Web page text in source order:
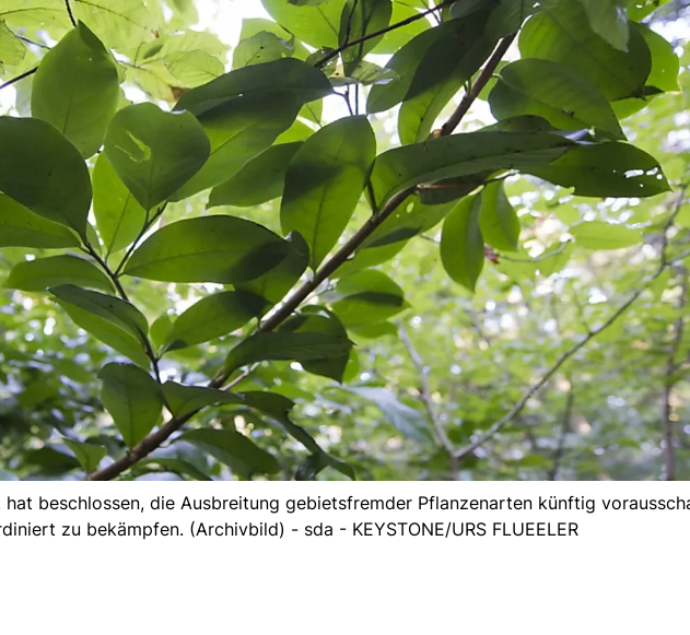
hat beschlossen, die Ausbreitung gebietsfremder Pflanzenarten künftig
zu bekämpfen. (Archivbild) - sda - KEYSTONE/URS FLUEELER